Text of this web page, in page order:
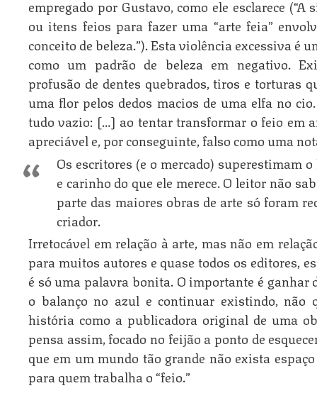
empregado por Gustavo, como ele esclarece
ou itens feios para fazer uma “arte feia”
conceito de beleza.”). Esta violência excessiva é
como um padrão de beleza em negativo.
profusão de dentes quebrados, tiros e torturas
uma flor pelos dedos macios de uma elfa no
tudo vazio: […] ao tentar transformar o feio em
apreciável e, por conseguinte, falso como uma
Os escritores (e o mercado) superestimam
e carinho do que ele merece. O leitor não
parte das maiores obras de arte só foram
criador.
Irretocável em relação à arte, mas não em
para muitos autores e quase todos os editores,
é só uma palavra bonita. O importante é
o balanço no azul e continuar existindo, não
história como a publicadora original de uma
pensa assim, focado no feijão a ponto de
que em um mundo tão grande não exista
para quem trabalha o “feio.”